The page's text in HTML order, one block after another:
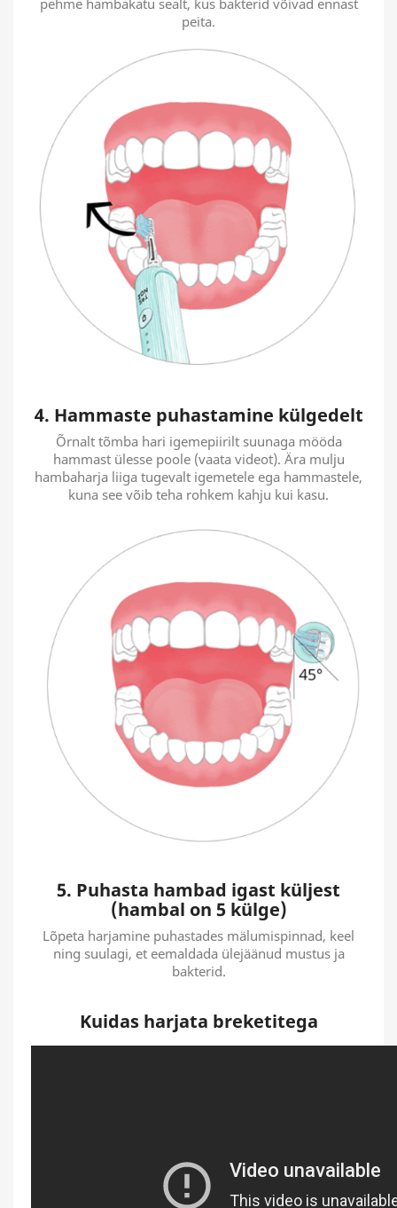
peita.
4. Hammaste puhastamine külgedelt
Õrnalt tõmba hari igemepiirilt suunaga mööda
hammast ülesse poole (vaata videot). Ära mulju
hambaharja liiga tugevalt igemetele ega hammastele,
kuna see võib teha rohkem kahju kui kasu.
5. Puhasta hambad igast küljest
(hambal on 5 külge)
Lõpeta harjamine puhastades mälumispinnad, keel
ning suulagi, et eemaldada ülejäänud mustus ja
bakterid.
Kuidas harjata breketitega